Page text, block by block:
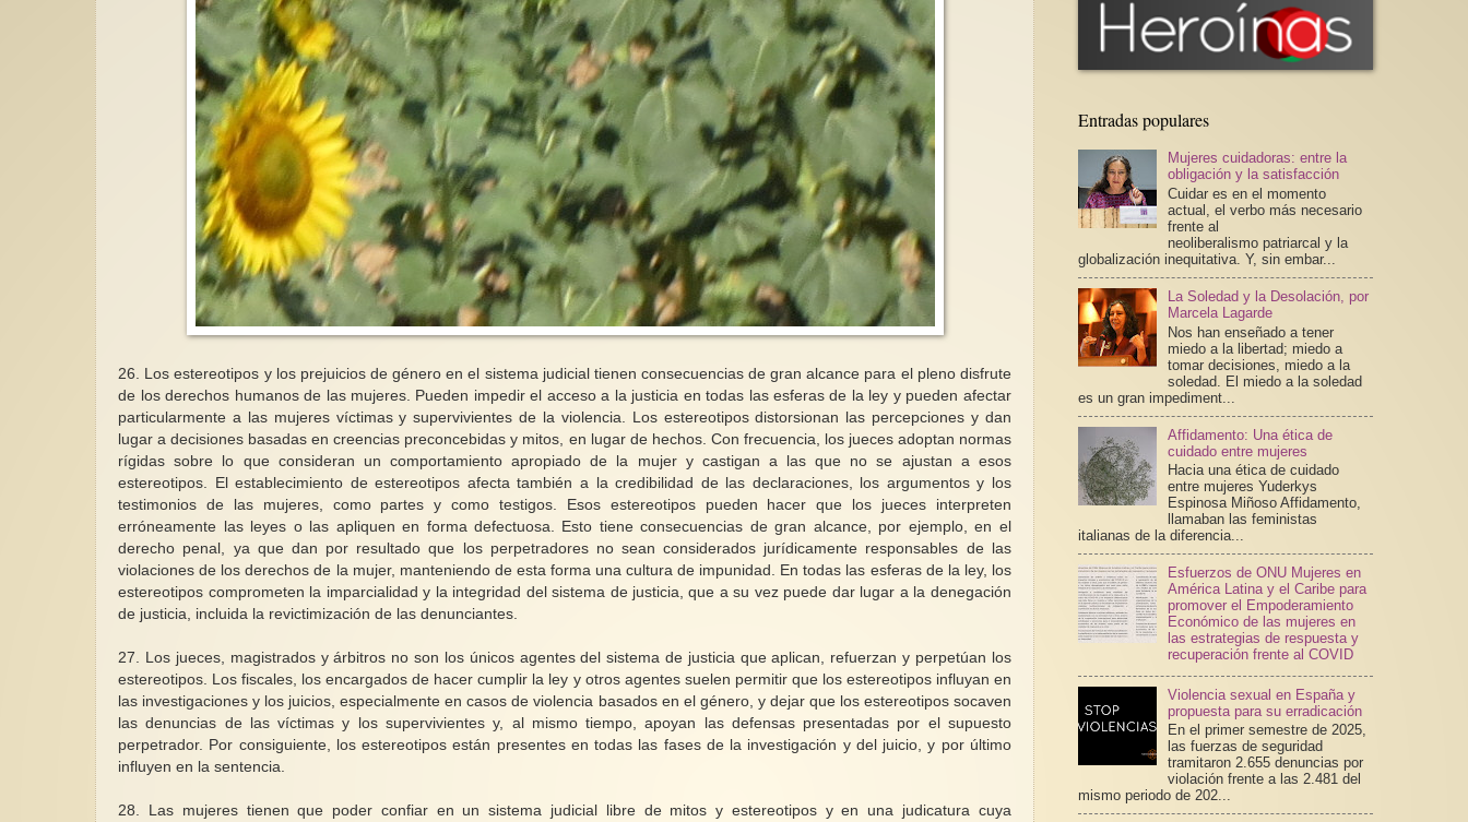
26.
Los estereotipos y los prejuicios de género en el sistema judicial tienen consecuencias de gran alcance para el pleno disfrute
de los derechos humanos de las mujeres. Pueden impedir el acceso a la justicia en todas las esferas de la ley y pueden afectar
particularmente a las mujeres víctimas y supervivientes de la violencia. Los estereotipos distorsionan las percepciones y dan
lugar a decisiones basadas en creencias preconcebidas y mitos, en lugar de hechos. Con frecuencia, los jueces adoptan normas
rígidas sobre lo que consideran un comportamiento apropiado de la mujer y castigan a las que no se ajustan a esos
estereotipos. El establecimiento de estereotipos afecta también a la credibilidad de las declaraciones, los argumentos y los
testimonios de las mujeres, como partes y como testigos. Esos estereotipos pueden hacer que los jueces interpreten
erróneamente las leyes o las apliquen en forma defectuosa. Esto tiene consecuencias de gran alcance, por ejemplo, en el
derecho penal, ya que dan por resultado que los perpetradores no sean considerados jurídicamente responsables de las
violaciones de los derechos de la mujer, manteniendo de esta forma una cultura de impunidad. En todas las esferas de la ley, los
estereotipos comprometen la imparcialidad y la integridad del sistema de justicia, que a su vez puede dar lugar a la denegación
de justicia, incluida la revictimización de las denunciantes.
27.
Los jueces, magistrados y árbitros no son los únicos agentes del sistema de justicia que aplican, refuerzan y perpetúan los
estereotipos. Los fiscales, los encargados de hacer cumplir la ley y otros agentes suelen permitir que los estereotipos influyan en
las investigaciones y los juicios, especialmente en casos de violencia basados en el género, y dejar que los estereotipos socaven
las denuncias de las víctimas y los supervivientes y, al mismo tiempo, apoyan las defensas presentadas por el supuesto
perpetrador. Por consiguiente, los estereotipos están presentes en todas las fases de la investigación y del juicio, y por último
influyen en la sentencia.
28.
Las mujeres tienen que poder confiar en un sistema judicial libre de mitos y estereotipos y en una judicatura cuya
Entradas populares
Mujeres cuidadoras: entre la
obligación y la satisfacción
Cuidar es en el momento
actual, el verbo más necesario
frente al
neoliberalismo patriarcal y la
globalización inequitativa. Y, sin embar...
La Soledad y la Desolación, por
Marcela Lagarde
Nos han enseñado a tener
miedo a la libertad; miedo a
tomar decisiones, miedo a la
soledad. El miedo a la soledad
es un gran impediment...
Affidamento: Una ética de
cuidado entre mujeres
Hacia una ética de cuidado
entre mujeres Yuderkys
Espinosa Miñoso Affidamento,
llamaban las feministas
italianas de la diferencia...
Esfuerzos de ONU Mujeres en
América Latina y el Caribe para
promover el Empoderamiento
Económico de las mujeres en
las estrategias de respuesta y
recuperación frente al COVID
Violencia sexual en España y
propuesta para su erradicación
En el primer semestre de 2025,
las fuerzas de seguridad
tramitaron 2.655 denuncias por
violación frente a las 2.481 del
mismo periodo de 202...